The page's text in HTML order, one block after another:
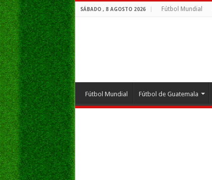
SÁBADO , 8 AGOSTO 2026 Fútbol Mundial
Fútbol Mundial Fútbol de Guatemala